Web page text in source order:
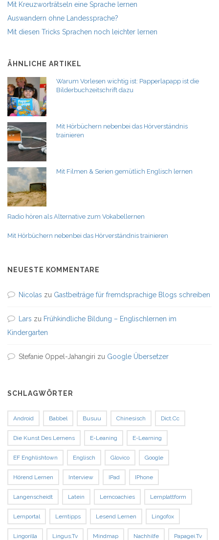
Mit Kreuzworträtseln eine Sprache lernen
Auswandern ohne Landessprache?
Mit diesen Tricks Sprachen noch leichter lernen
ÄHNLICHE ARTIKEL
Warum Vorlesen wichtig ist: Papperlapapp ist die
Bilderbuchzeitschrift dazu
Mit Hörbüchern nebenbei das Hörverständnis
trainieren
Mit Filmen & Serien gemütlich Englisch lernen
Radio hören als Alternative zum Vokabellernen
Mit Hörbüchern nebenbei das Hörverständnis trainieren
NEUESTE KOMMENTARE
Nicolas zu Gastbeiträge für fremdsprachige Blogs schreiben
Lars zu Frühkindliche Bildung – Englischlernen im
Kindergarten
Stefanie Oppel-Jahangiri zu Google Übersetzer
SCHLAGWÖRTER
Android Babbel Busuu Chinesisch Dict.cc
Die Kunst Des Lernens E-Leaning E-Learning
EF Enghlishtown Englisch Glovico Google
Hörend Lernen Interview IPad IPhone
Langenscheidt Latein Lerncoachies Lernplattform
Lernportal Lerntipps Lesend Lernen Lingofox
Lingorilla Lingus.tv Mindmap Nachhilfe Papagei.tv